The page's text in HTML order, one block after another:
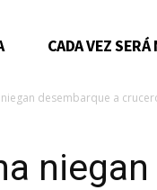
CADA VEZ SERÁ
niegan desembarque a